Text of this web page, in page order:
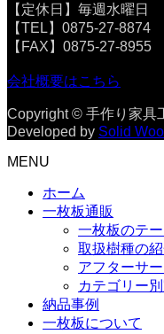
【定休日】毎週水曜日
【TEL】0875-27-8874
【FAX】0875-27-8955
会社概要はこちら
Copyright © 手作り家具
Developed by Solid
MENU
ホーム
一枚板通販
一枚板のテ
取扱樹種の
アフターサ
カテゴリー
納品事例
一枚板について